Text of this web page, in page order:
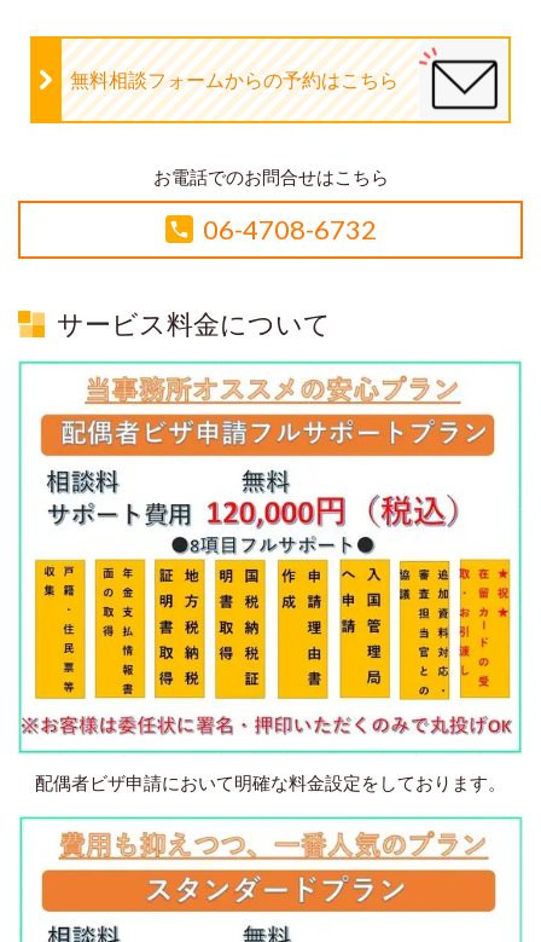
無料相談フォームからの予約はこちら
お電話でのお問合せはこちら
06-4708-6732
サービス料金について
配偶者ビザ申請において明確な料金設定をしております。